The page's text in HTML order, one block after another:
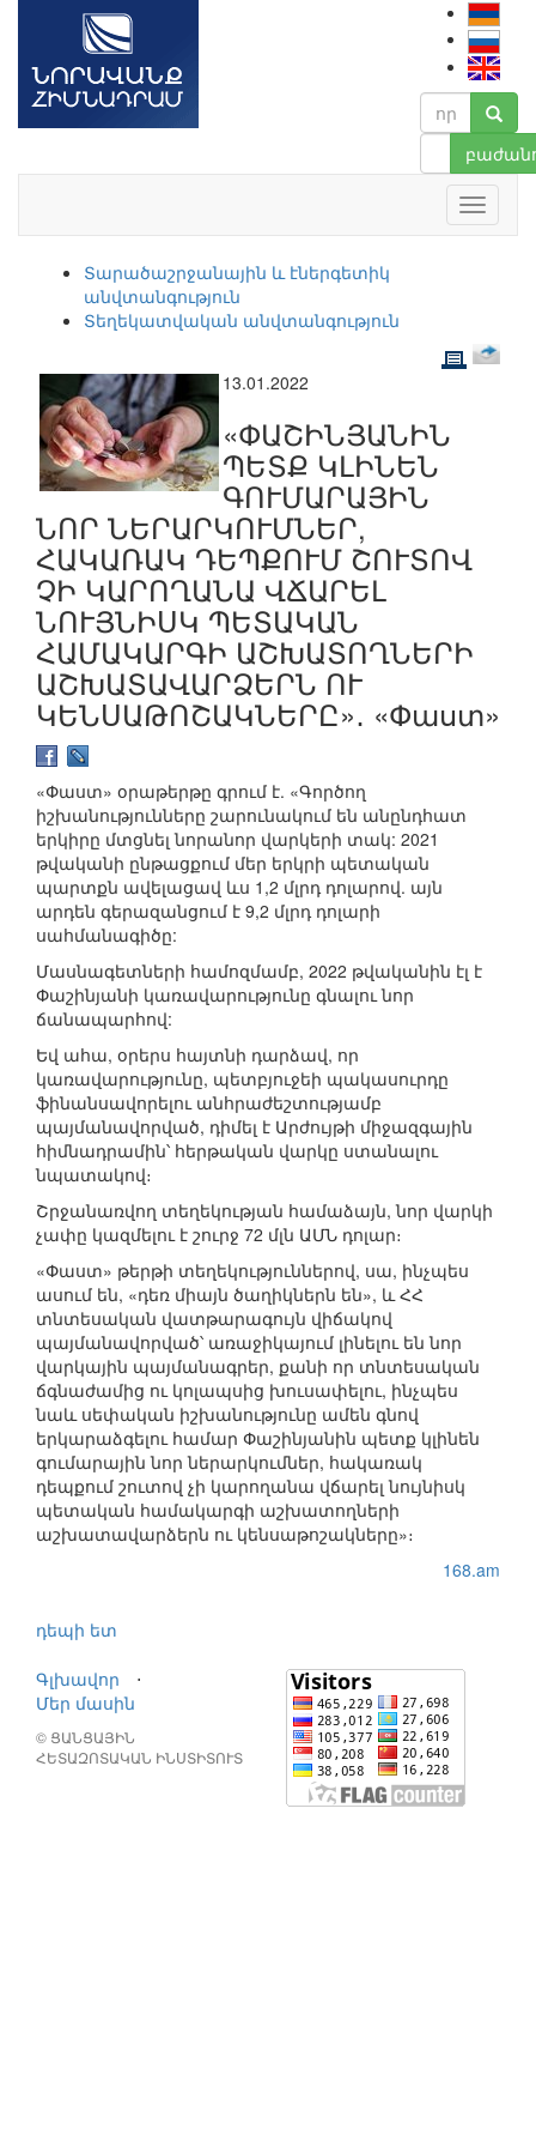
Տարածաշրջանային և էներգետիկ
անվտանգություն
Տեղեկատվական անվտանգություն
13.01.2022
«ՓԱՇԻՆՅԱՆԻՆ
ՊԵՏՔ ԿԼԻՆԵՆ
ԳՈՒՄԱՐԱՅԻՆ
ՆՈՐ ՆԵՐԱՐԿՈՒՄՆԵՐ,
ՀԱԿԱՌԱԿ ԴԵՊՔՈՒՄ ՇՈՒՏՈՎ
ՉԻ ԿԱՐՈՂԱՆԱ ՎՃԱՐԵԼ
ՆՈՒՅՆԻՍԿ ՊԵՏԱԿԱՆ
ՀԱՄԱԿԱՐԳԻ ԱՇԽԱՏՈՂՆԵՐԻ
ԱՇԽԱՏԱՎԱՐՁԵՐՆ ՈՒ
ԿԵՆՍԱԹՈՇԱԿՆԵՐԸ»․ «Փաստ»
«Փաստ» օրաթերթը գրում է. «Գործող
իշխանությունները շարունակում են անընդհատ
երկիրը մտցնել նորանոր վարկերի տակ: 2021
թվականի ընթացքում մեր երկրի պետական
պարտքն ավելացավ ևս 1,2 մլրդ դոլարով. այն
արդեն գերազանցում է 9,2 մլրդ դոլարի
սահմանագիծը:
Մասնագետների համոզմամբ, 2022 թվականին էլ է
Փաշինյանի կառավարությունը գնալու նոր
ճանապարհով:
Եվ ահա, օրերս հայտնի դարձավ, որ
կառավարությունը, պետբյուջեի պակասուրդը
ֆինանսավորելու անհրաժեշտությամբ
պայմանավորված, դիմել է Արժույթի միջազգային
հիմնադրամին՝ հերթական վարկը ստանալու
նպատակով։
Շրջանառվող տեղեկության համաձայն, նոր վարկի
չափը կազմելու է շուրջ 72 մլն ԱՄՆ դոլար։
«Փաստ» թերթի տեղեկություններով, սա, ինչպես
ասում են, «դեռ միայն ծաղիկներն են», և ՀՀ
տնտեսական վատթարագույն վիճակով
պայմանավորված՝ առաջիկայում լինելու են նոր
վարկային պայմանագրեր, քանի որ տնտեսական
ճգնաժամից ու կոլապսից խուսափելու, ինչպես
նաև սեփական իշխանությունը ամեն գնով
երկարաձգելու համար Փաշինյանին պետք կլինեն
գումարային նոր ներարկումներ, հակառակ
դեպքում շուտով չի կարողանա վճարել նույնիսկ
պետական համակարգի աշխատողների
աշխատավարձերն ու կենսաթոշակները»։
168.am
դեպի ետ
Գլխավոր
⋅
Մեր մասին
© ՑԱՆՑԱՅԻՆ
ՀԵՏԱԶՈՏԱԿԱՆ ԻՆՍՏԻՏՈՒՏ